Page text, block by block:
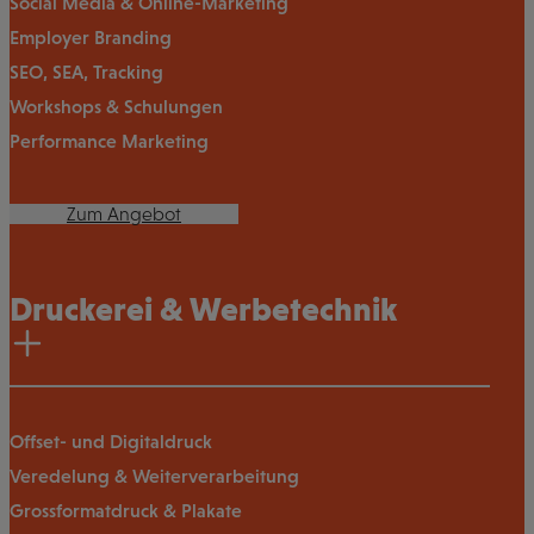
Employer Branding
SEO, SEA, Tracking
Workshops & Schulungen
Performance Marketing
Zum Angebot
Druckerei & Werbetechnik
Offset- und Digitaldruck
Veredelung & Weiterverarbeitung
Grossformatdruck & Plakate